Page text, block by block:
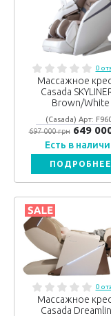
0
Массажное
Casada
Brown/Whitе
(Casada) Арт:
697 000 грн649
Есть в
ПОДРОБНЕЕ
0
Массажное
Casada